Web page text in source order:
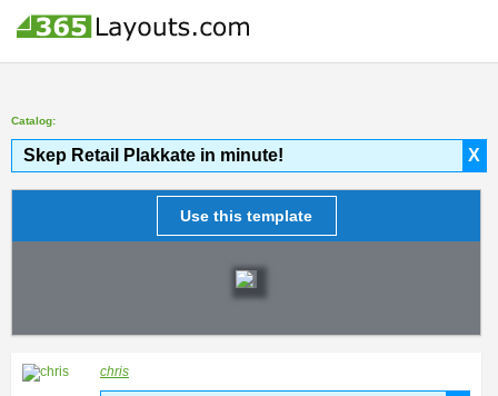
Catalog:
X
Skep Retail Plakkate in minute!
Use this template
chris